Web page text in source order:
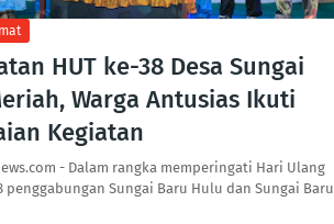
HUT ke-38 Desa Sungai
Warga Antusias Ikuti
Kegiatan
- Dalam rangka memperingati Hari Ulang
penggabungan Sungai Baru Hulu dan Sungai Baru